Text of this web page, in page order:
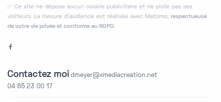
✅ Ce site ne dépose aucun cookie publicitaire et ne piste pas ses
visiteurs. La mesure d’audience est réalisée avec Matomo, respectueuse
de votre vie privée et conforme au RGPD.
Contactez moi dmeyer@xmediacreation.net
04 65 23 00 17